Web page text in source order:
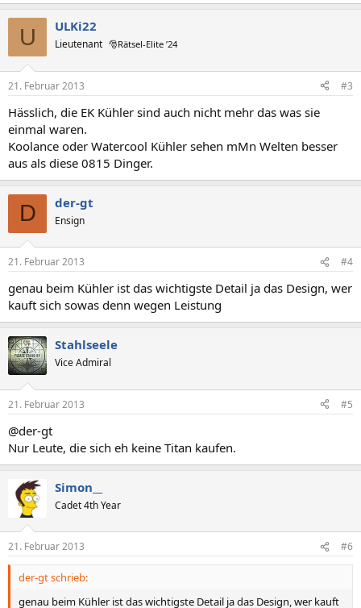
U ULKi22
Lieutenant 🎅Rätsel-Elite ’24
21. Februar 2013 #3
Hässlich, die EK Kühler sind auch nicht mehr das was sie
einmal waren.
Koolance oder Watercool Kühler sehen mMn Welten besser
aus als diese 0815 Dinger.
D der-gt
Ensign
21. Februar 2013 #4
genau beim Kühler ist das wichtigste Detail ja das Design, wer
kauft sich sowas denn wegen Leistung
Stahlseele
Vice Admiral
21. Februar 2013 #5
@der-gt
Nur Leute, die sich eh keine Titan kaufen.
Simon__
Cadet 4th Year
21. Februar 2013 #6
der-gt schrieb:
genau beim Kühler ist das wichtigste Detail ja das Design, wer kauft